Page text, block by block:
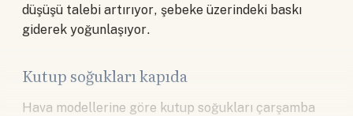
düşüşü talebi artırıyor, şebeke üzerindeki baskı
giderek yoğunlaşıyor.
Kutup soğukları kapıda
Hava modellerine göre kutup soğukları çarşamba